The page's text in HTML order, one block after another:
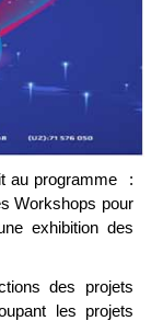
au programme :
Workshops pour
exhibition des
des projets
les projets